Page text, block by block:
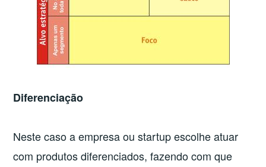
Diferenciação
Neste caso a empresa ou startup escolhe atuar
com produtos diferenciados, fazendo com que